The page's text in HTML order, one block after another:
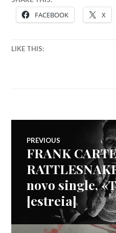
FACEBOOK X
LIKE THIS:
Navegação
de
artigos
PREVIOUS
Previous
post:
FRANK
novo single,
[estreia]